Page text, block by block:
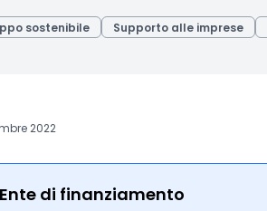
sostenibile Supporto alle imprese
2022
di finanziamento